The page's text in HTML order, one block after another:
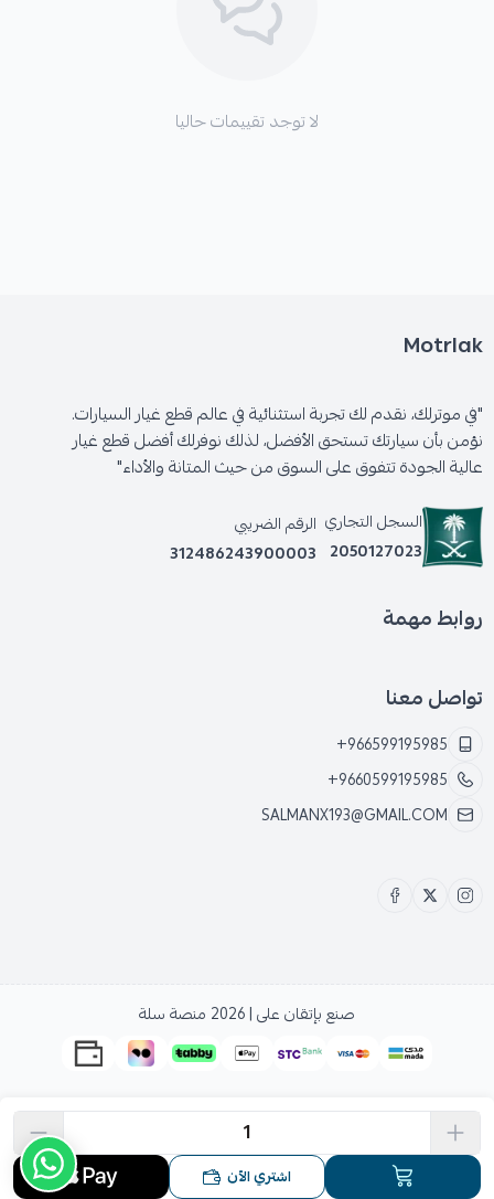
اشتري الآن
لا توجد تقييمات حاليا
Motrlak
"في موترلك، نقدم لك تجربة استثنائية في عالم قطع غيار السيارات.
نؤمن بأن سيارتك تستحق الأفضل، لذلك نوفرلك أفضل قطع غيار
عالية الجودة تتفوق على السوق من حيث المتانة والأداء"
السجل التجاري
2050127023
الرقم الضريبي
312486243900003
روابط مهمة
تواصل معنا
+966599195985
+9660599195985
SALMANX193@GMAIL.COM
صنع بإتقان على | 2026 منصة سلة